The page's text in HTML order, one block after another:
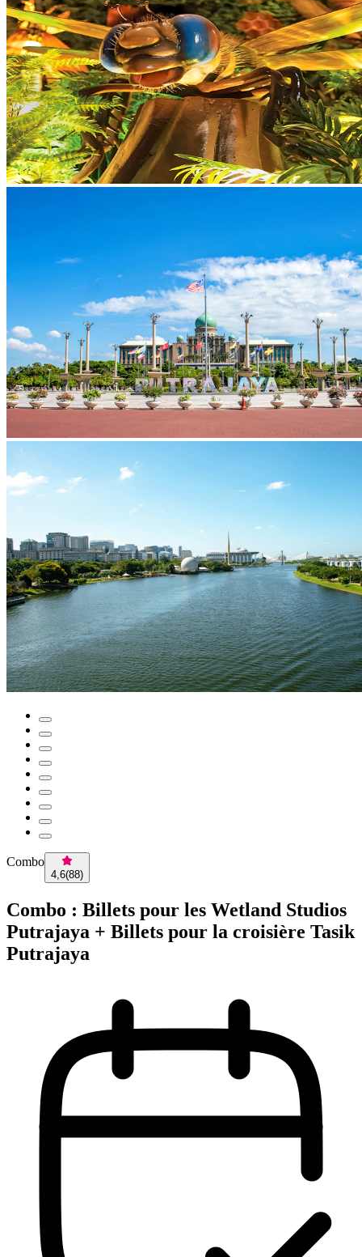
Combo
4,6(88)
Combo : Billets pour les Wetland Studios
Putrajaya + Billets pour la croisière Tasik
Putrajaya